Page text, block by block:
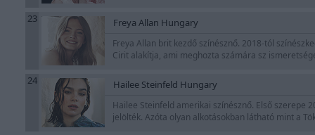
23 Freya Allan Hungary
Freya Allan brit kezdő színésznő. 2018-tól
Cirit alakítja, ami meghozta számára sz
24 Hailee Steinfeld Hungary
Hailee Steinfeld amerikai színésznő. Első szerepe
jelölték. Azóta olyan alkotásokban látható mint a